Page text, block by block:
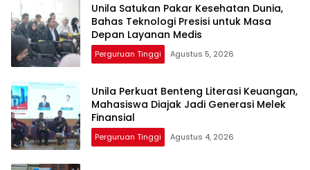
Unila Satukan Pakar Kesehatan Dunia,
Bahas Teknologi Presisi untuk Masa
Depan Layanan Medis
Perguruan Tinggi Agustus 5, 2026
Unila Perkuat Benteng Literasi Keuangan,
Mahasiswa Diajak Jadi Generasi Melek
Finansial
Perguruan Tinggi Agustus 4, 2026